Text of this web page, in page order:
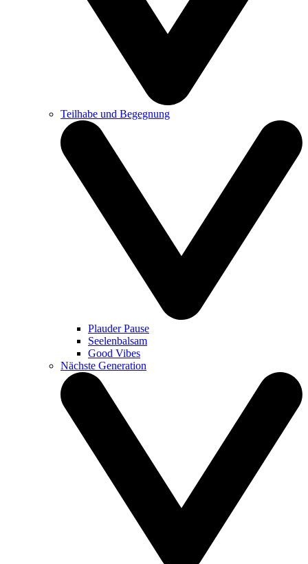
Teilhabe und Begegnung
Plauder Pause
Seelenbalsam
Good Vibes
Nächste Generation